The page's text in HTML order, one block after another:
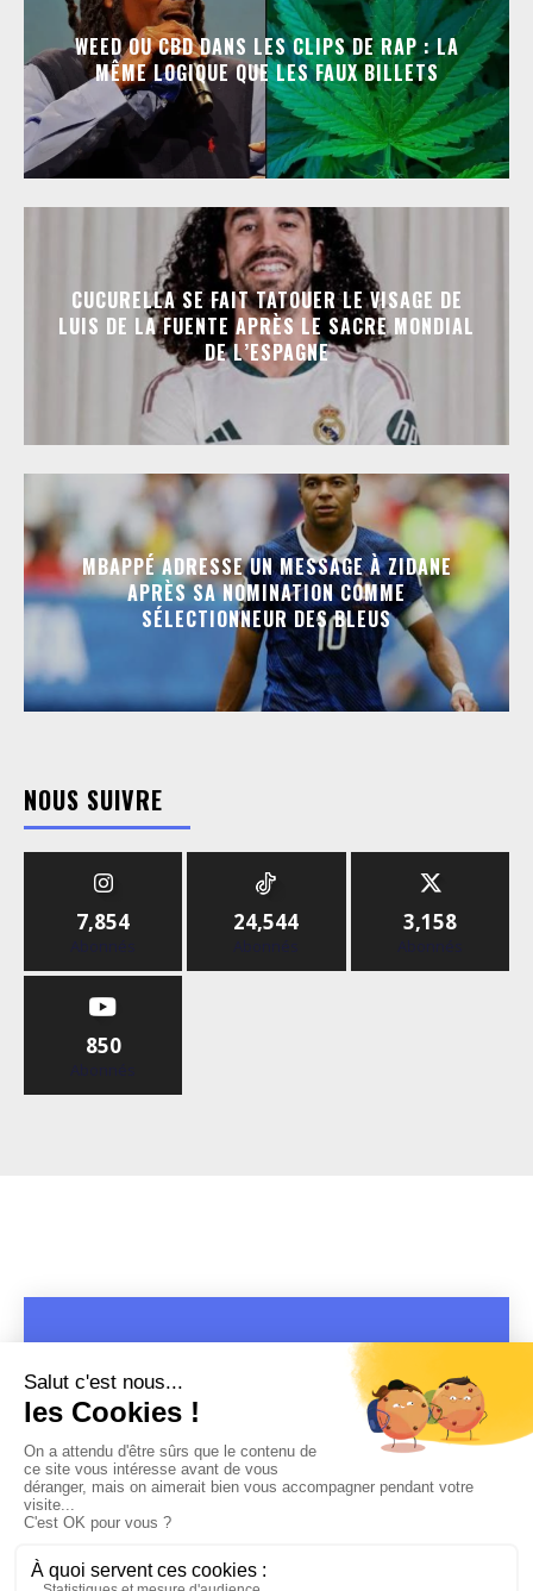
WEED OU CBD DANS LES CLIPS DE RAP : LA
MÊME LOGIQUE QUE LES FAUX BILLETS
CUCURELLA SE FAIT TATOUER LE VISAGE DE
LUIS DE LA FUENTE APRÈS LE SACRE MONDIAL
DE L’ESPAGNE
MBAPPÉ ADRESSE UN MESSAGE À ZIDANE
APRÈS SA NOMINATION COMME
SÉLECTIONNEUR DES BLEUS
NOUS SUIVRE
7,854
Abonnés
24,544
Abonnés
3,158
Abonnés
850
Abonnés
MENTIONS LÉGALES-POLITIQUE DE CONFIDENTIALITÉ